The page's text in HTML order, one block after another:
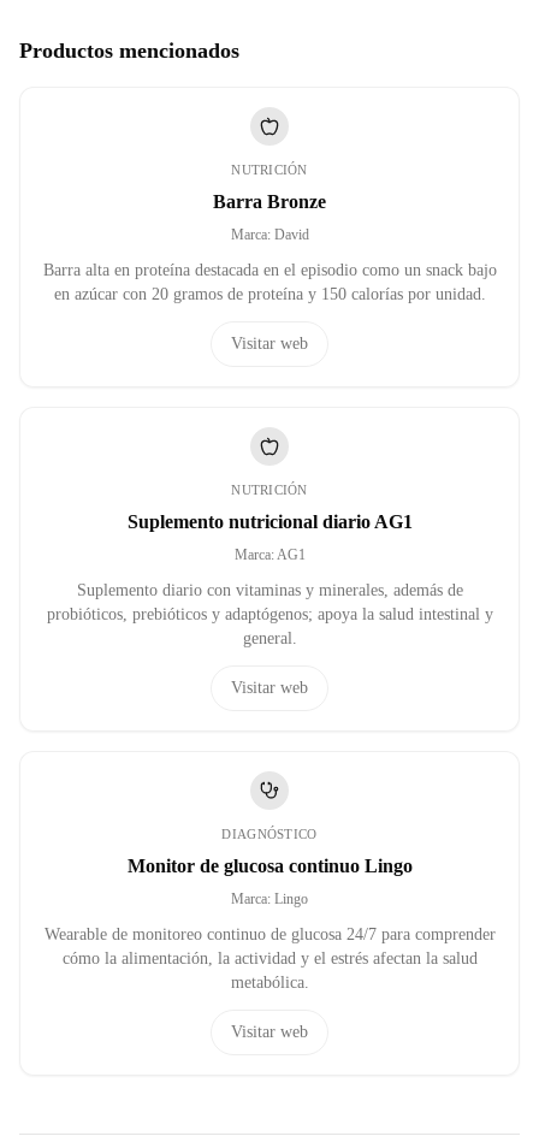
Productos mencionados
NUTRICIÓN
Barra Bronze
Marca: David
Barra alta en proteína destacada en el episodio como un snack bajo
en azúcar con 20 gramos de proteína y 150 calorías por unidad.
Visitar web
NUTRICIÓN
Suplemento nutricional diario AG1
Marca:AG1
Suplemento diario con vitaminas y minerales, además de
probióticos, prebióticos y adaptógenos; apoya la salud intestinal y
general.
Visitar web
DIAGNÓSTICO
Monitor de glucosa continuo Lingo
Marca: Lingo
Wearable de monitoreo continuo de glucosa 24/7 para comprender
cómo la alimentación, la actividad y el estrés afectan la salud
metabólica.
Visitar web